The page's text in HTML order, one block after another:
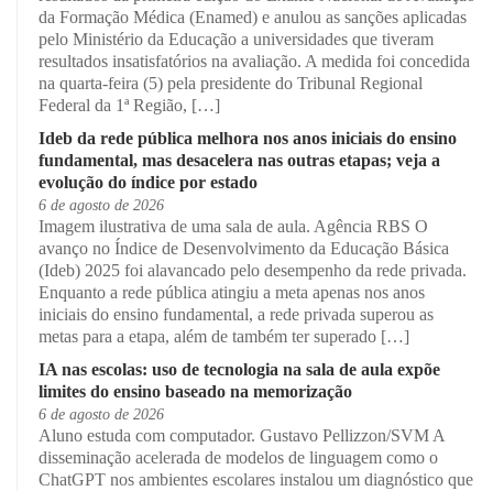
da Formação Médica (Enamed) e anulou as sanções aplicadas
pelo Ministério da Educação a universidades que tiveram
resultados insatisfatórios na avaliação. A medida foi concedida
na quarta-feira (5) pela presidente do Tribunal Regional
Federal da 1ª Região, […]
Ideb da rede pública melhora nos anos iniciais do ensino
fundamental, mas desacelera nas outras etapas; veja a
evolução do índice por estado
6 de agosto de 2026
Imagem ilustrativa de uma sala de aula. Agência RBS O
avanço no Índice de Desenvolvimento da Educação Básica
(Ideb) 2025 foi alavancado pelo desempenho da rede privada.
Enquanto a rede pública atingiu a meta apenas nos anos
iniciais do ensino fundamental, a rede privada superou as
metas para a etapa, além de também ter superado […]
IA nas escolas: uso de tecnologia na sala de aula expõe
limites do ensino baseado na memorização
6 de agosto de 2026
Aluno estuda com computador. Gustavo Pellizzon/SVM A
disseminação acelerada de modelos de linguagem como o
ChatGPT nos ambientes escolares instalou um diagnóstico que